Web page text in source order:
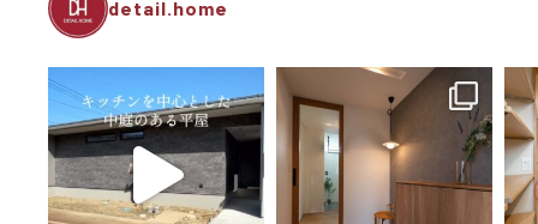
detail.home